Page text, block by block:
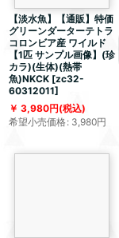
【淡水魚】【通販】特価
グリーンダーターテトラ
コロンビア産 ワイルド
【1匹 サンプル画像】(珍
カラ)(生体)(熱帯
魚)NKCK [zc32-
60312011]
3,980円(税込)
希望小売価格: 3,980円